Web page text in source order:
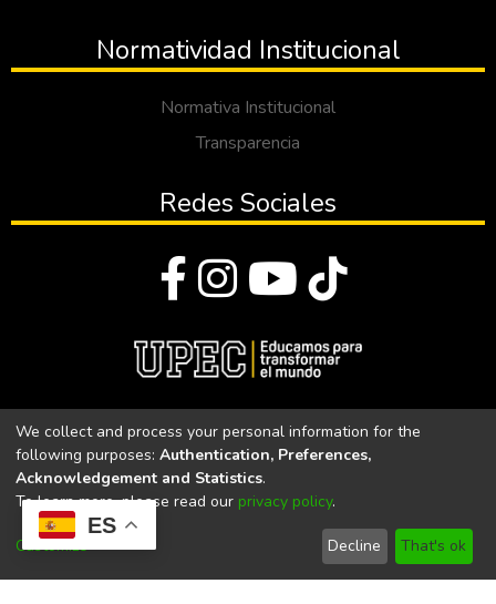
ES
Normatividad Institucional
Normativa Institucional
Transparencia
Redes Sociales
Universidad Politécnica Estatal del Carchi
Universidad Politécnica Estatal del Carchi | Acreditada por el
CACES Resolución N°. 160-SE-33-CACES-2020
We collect and process your personal information for the
following purposes: Authentication, Preferences,
Acknowledgement and Statistics.
To learn more, please read our privacy policy.
Customize Decline That's ok